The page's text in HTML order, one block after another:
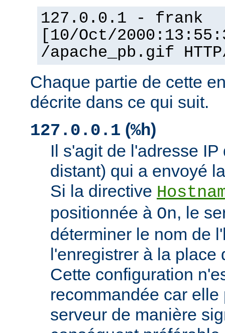
127.0.0.1 - frank
[10/Oct/
/apache_pb.gif
Chaque partie de cette
décrite dans ce qui suit.
127.0.0.1 (%h)
Il s'agit de l'adresse
distant) qui a envoyé
Si la directive
positionnée à On, le
déterminer le nom de
l'enregistrer à la place
Cette configuration
recommandée car
serveur de manière